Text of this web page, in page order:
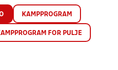
KAMPPROGRAM
FOR PULJE